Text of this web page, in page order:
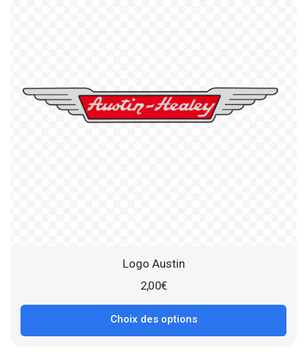
Logo Austin
2,00€
Choix des options